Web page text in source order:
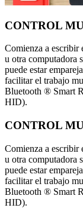
CONTROL
Comienza a escribir
u otra computadora
puede estar
facilitar el trabajo
Bluetooth ® Smart
HID).
CONTROL
Comienza a escribir
u otra computadora
puede estar
facilitar el trabajo
Bluetooth ® Smart
HID).